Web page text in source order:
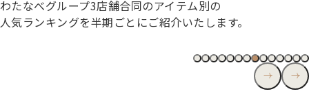
わた​なべグループ3店舗合同の​アイテム別の​
人気ランキングを​半期ごとに​ご紹介いたします。